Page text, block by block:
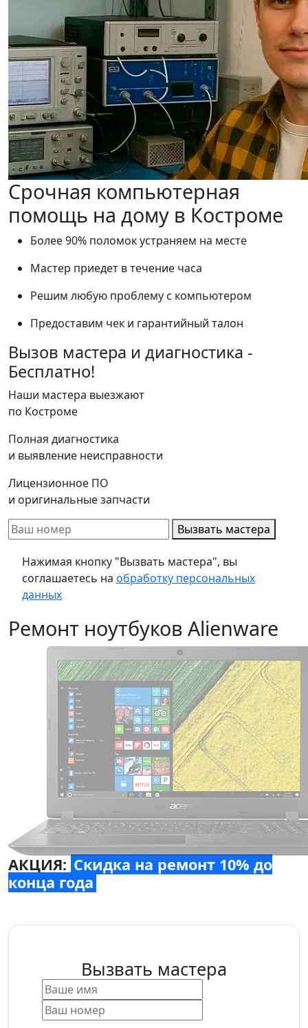
Срочная компьютерная
помощь на дому в Костроме
Более 90% поломок устраняем на месте
Мастер приедет в течение часа
Решим любую проблему с компьютером
Предоставим чек и гарантийный талон
Вызов мастера и диагностика -
Бесплатно!
Наши мастера выезжают
по Костроме
Полная диагностика
и выявление неисправности
Лицензионное ПО
и оригинальные запчасти
Вызвать мастера
Нажимая кнопку "Вызвать мастера", вы
соглашаетесь на обработку персональных
данных
Ремонт ноутбуков Alienware
АКЦИЯ: Скидка на ремонт 10% до
конца года
Вызвать мастера